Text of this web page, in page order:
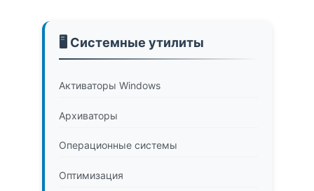
🖥️ Системные утилиты
Активаторы Windows
Архиваторы
Операционные системы
Оптимизация